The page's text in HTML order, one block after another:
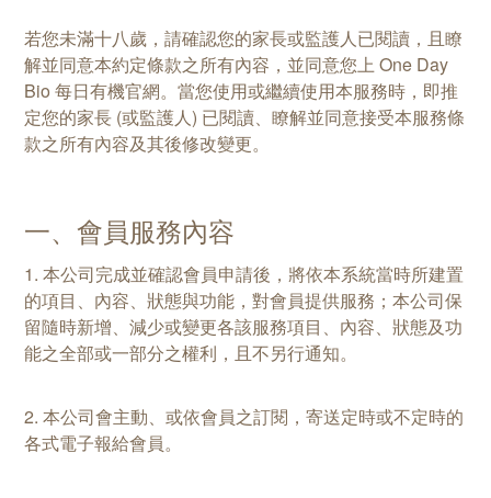
若您未滿十八歲，請確認您的家長或監護人已閱讀，且瞭
解並同意本約定條款之所有內容，並同意您上 One Day
Bio 每日有機官網。當您使用或繼續使用本服務時，即推
定您的家長 (或監護人) 已閱讀、瞭解並同意接受本服務條
款之所有內容及其後修改變更。
一、會員服務內容
1. 本公司完成並確認會員申請後，將依本系統當時所建置
的項目、內容、狀態與功能，對會員提供服務；本公司保
留隨時新增、減少或變更各該服務項目、內容、狀態及功
能之全部或一部分之權利，且不另行通知。
2. 本公司會主動、或依會員之訂閱，寄送定時或不定時的
各式電子報給會員。